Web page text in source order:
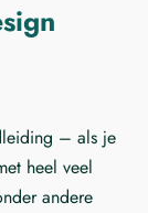
– als je
heel veel
andere